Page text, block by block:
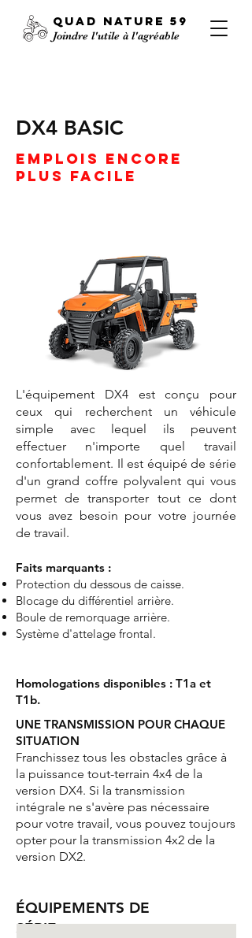
QUAD NATURE 59
Joindre l'utile à l'agréable
DX4 BASIC
EMPLOIS ENCORE
PLUS FACILE
L'équipement DX4 est conçu pour
ceux qui recherchent un véhicule
simple avec lequel ils peuvent
effectuer n'importe quel travail
confortablement. Il est équipé de série
d'un grand coffre polyvalent qui vous
permet de transporter tout ce dont
vous avez besoin pour votre journée
de travail.
Faits marquants :
Protection du dessous de caisse.
Blocage du différentiel arrière.
Boule de remorquage arrière.
Système d'attelage frontal.
Homologations disponibles : T1a et
T1b.
UNE TRANSMISSION POUR CHAQUE
SITUATION
Franchissez tous les obstacles grâce à
la puissance tout-terrain 4x4 de la
version DX4. Si la transmission
intégrale ne s'avère pas nécessaire
pour votre travail, vous pouvez toujours
opter pour la transmission 4x2 de la
version DX2.
ÉQUIPEMENTS DE
SÉRIE :